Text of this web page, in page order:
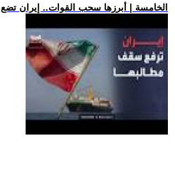
.. الخامسة | أبرزها سحب القوات.. إيران تضع 6 شروط لفتح هرمز